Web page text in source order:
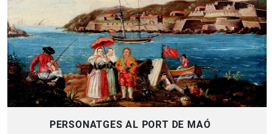
PERSONATGES AL PORT DE MAÓ